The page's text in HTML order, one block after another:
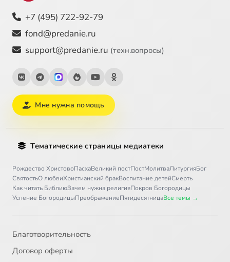
+7 (495) 722-92-79
fond@predanie.ru
support@predanie.ru (техн.вопросы)
Мне нужна помощь
Тематические страницы медиатеки
Рождество ХристовоПасхаВеликий постПостМолитваЛитургияБог
СвятостьО любвиХристианский бракВоспитание детейСмерть
Как читать БиблиюЗачем нужна религияПокров Богородицы
Успение БогородицыПреображениеПятидесятницаВсе темы →
Благотворительность
Договор оферты